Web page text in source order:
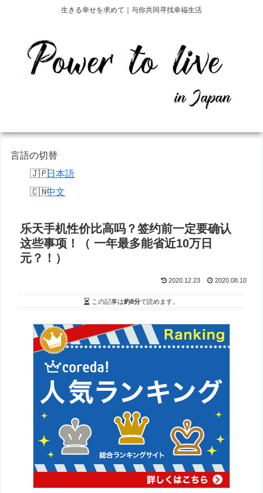
生きる幸せを求めて｜与你共同寻找幸福生活
言語の切替
日本語
中文
乐天手机性价比高吗？签约前一定要确认
这些事项！（ 一年最多能省近10万日
元？！）
2020.12.23 2020.08.10
この記事は約8分で読めます。